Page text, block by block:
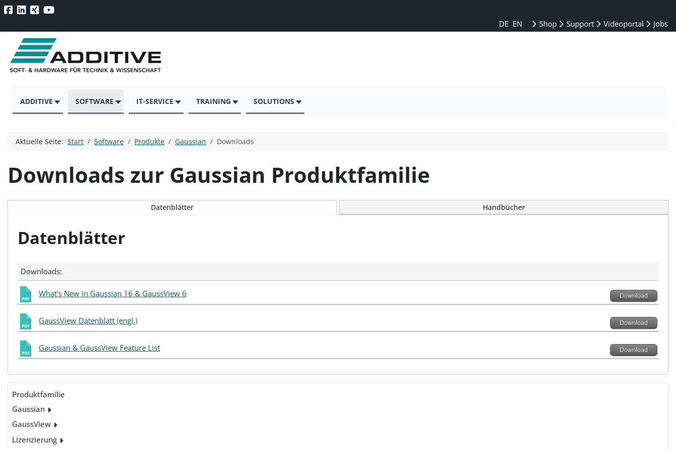
DE EN Shop Support Videoportal Jobs
ADDITIVE SOFTWARE IT-SERVICE TRAINING SOLUTIONS
Produktfamilie
Gaussian
GaussView
Lizenzierung
Aktuelle Seite:Start Software Produkte Gaussian Downloads
Downloads zur Gaussian Produktfamilie
Datenblätter Handbücher
Datenblätter
Downloads:
What's New in Gaussian 16 & GaussView 6 Download
GaussView Datenblatt (engl.) Download
Gaussian & GaussView Feature List Download